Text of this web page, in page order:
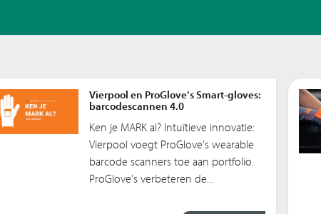
Vierpool en ProGlove’s Smart-gloves:
barcodescannen 4.0
Ken je MARK al? Intuïtieve innovatie:
Vierpool voegt ProGlove’s wearable
barcode scanners toe aan portfolio.
ProGlove’s verbeteren de...